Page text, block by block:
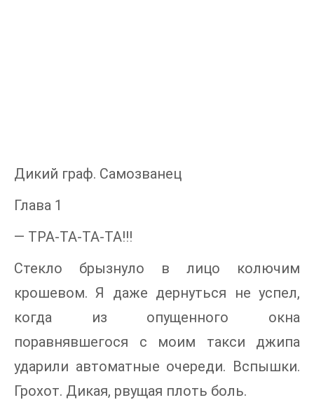
Дикий граф. Самозванец
Глава 1
— ТРА-ТА-ТА-ТА!!!
Стекло брызнуло в лицо колючим
крошевом. Я даже дернуться не успел,
когда из опущенного окна
поравнявшегося с моим такси джипа
ударили автоматные очереди. Вспышки.
Грохот. Дикая, рвущая плоть боль.